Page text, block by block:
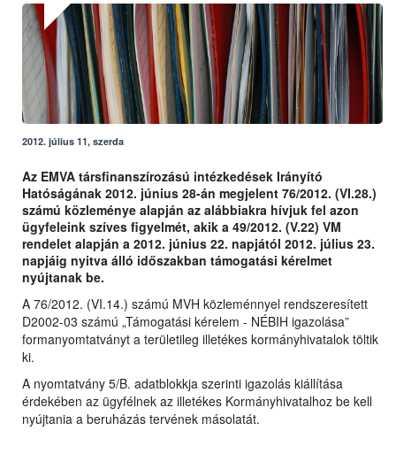
2012. július 11, szerda
Az EMVA társfinanszírozású intézkedések Irányító
Hatóságának 2012. június 28-án megjelent 76/2012. (VI.28.)
számú közleménye alapján az alábbiakra hívjuk fel azon
ügyfeleink szíves figyelmét, akik a 49/2012. (V.22) VM
rendelet alapján a 2012. június 22. napjától 2012. július 23.
napjáig nyitva álló időszakban támogatási kérelmet
nyújtanak be.
A 76/2012. (VI.14.) számú MVH közleménnyel rendszeresített
D2002-03 számú „Támogatási kérelem - NÉBIH igazolása”
formanyomtatványt a területileg illetékes kormányhivatalok töltik
ki.
A nyomtatvány 5/B. adatblokkja szerinti igazolás kiállítása
érdekében az ügyfélnek az illetékes Kormányhivatalhoz be kell
nyújtania a beruházás tervének másolatát.